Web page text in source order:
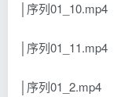
│序列01_10.mp4
│序列01_11.mp4
│序列01_2.mp4